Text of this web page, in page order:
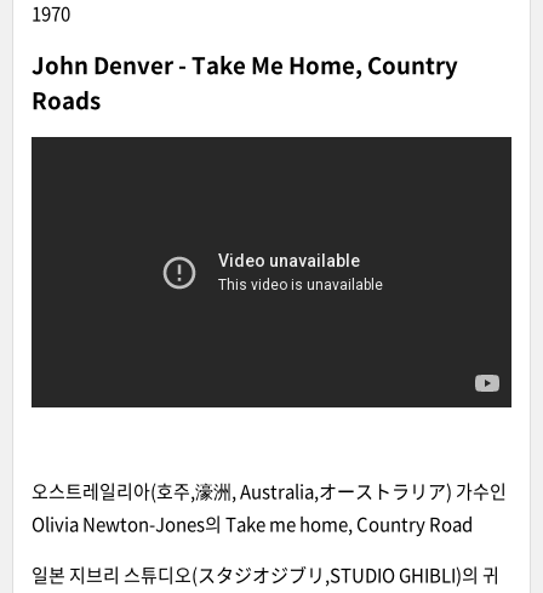
1970
John Denver - Take Me Home, Country
Roads
오스트레일리아(호주,濠洲, Australia,オーストラリア) 가수인
Olivia Newton-Jones의 Take me home, Country Road
일본 지브리 스튜디오(スタジオジブリ,STUDIO GHIBLI)의 귀